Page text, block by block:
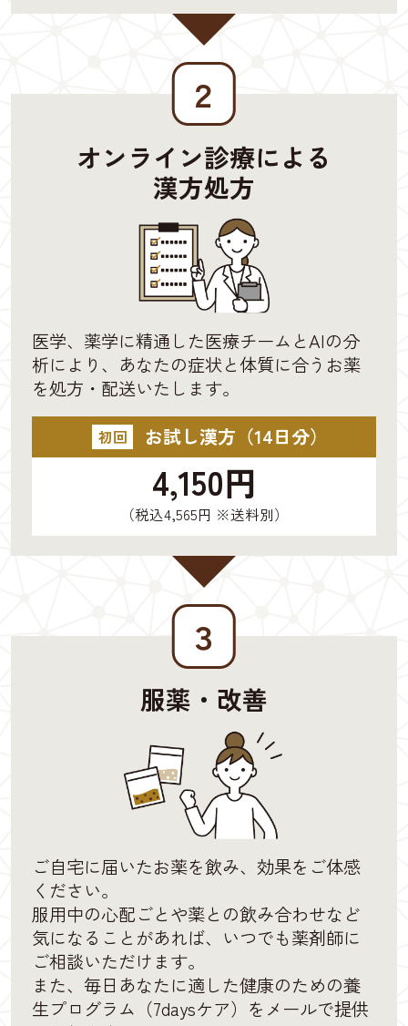
２
オンライン診療による
漢方処方
医学、薬学に精通した医療チームとAIの分
析により、あなたの症状と体質に合うお薬
を処方・配送いたします。
初回 お試し漢方（14日分）
4,150円
（税込4,565円 ※送料別）
３
服薬・改善
ご自宅に届いたお薬を飲み、効果をご体感
ください。
服用中の心配ごとや薬との飲み合わせなど
気になることがあれば、いつでも薬剤師に
ご相談いただけます。
また、毎日あなたに適した健康のための養
生プログラム（7daysケア）をメールで提供